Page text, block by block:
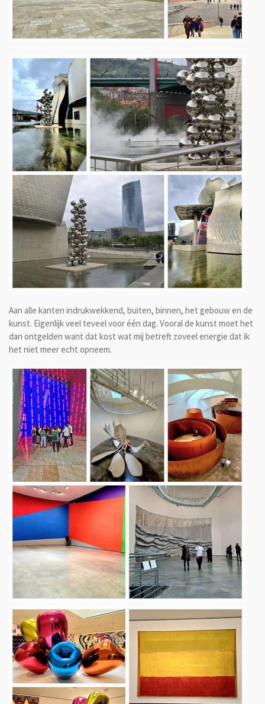
Aan alle kanten indrukwekkend, buiten, binnen, het gebouw en de
kunst. Eigenlijk veel teveel voor één dag. Vooral de kunst moet het
dan ontgelden want dat kost wat mij betreft zoveel energie dat ik
het niet meer echt opneem.